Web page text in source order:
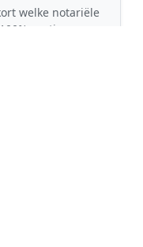
welke notariële
gratis en